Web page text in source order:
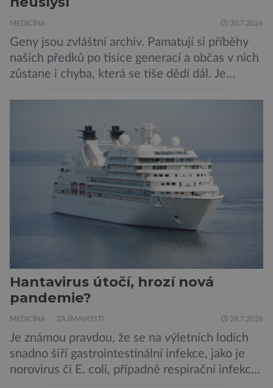
MEDICÍNA 30.7.2026
Geny jsou zvláštní archiv. Pamatují si příběhy
našich předků po tisíce generací a občas v nich
zůstane i chyba, která se tiše dědí dál. Je
jednou rozhodnout o zdraví jeho dítěte. Právě
to je případ řady dědičných onemocnění,
například cystické fibrózy, […]
Hantavirus útočí, hrozí nová
pandemie?
MEDICÍNA ZAJÍMAVOSTI 28.7.2026
Je známou pravdou, že se na výletních lodích
snadno šíří gastrointestinální infekce, jako je
norovirus či E. coli, případně respirační infekce,